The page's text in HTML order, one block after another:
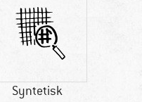
Syntetisk